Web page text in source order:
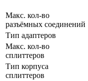
Макс. кол-во
разъёмных соединений
Тип адаптеров
Макс. кол-во
сплиттеров
Тип корпуса
сплиттеров